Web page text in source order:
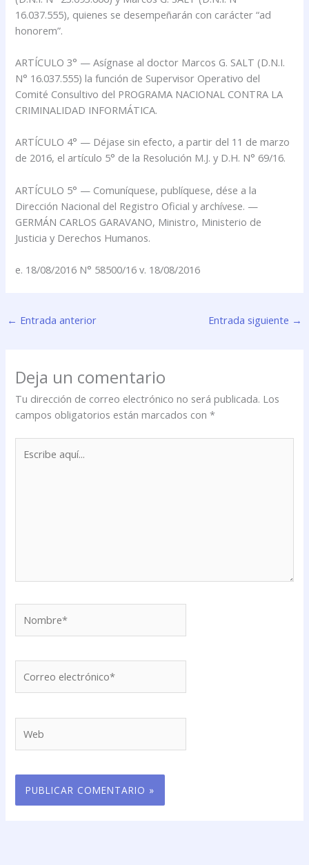
16.037.555), quienes se desempeñarán con carácter “ad
honorem”.
ARTÍCULO 3° — Asígnase al doctor Marcos G. SALT (D.N.I.
N° 16.037.555) la función de Supervisor Operativo del
Comité Consultivo del PROGRAMA NACIONAL CONTRA LA
CRIMINALIDAD INFORMÁTICA.
ARTÍCULO 4° — Déjase sin efecto, a partir del 11 de marzo
de 2016, el artículo 5° de la Resolución M.J. y D.H. N° 69/16.
ARTÍCULO 5° — Comuníquese, publíquese, dése a la
Dirección Nacional del Registro Oficial y archívese. —
GERMÁN CARLOS GARAVANO, Ministro, Ministerio de
Justicia y Derechos Humanos.
e. 18/08/2016 N° 58500/16 v. 18/08/2016
← Entrada anterior Entrada siguiente →
Deja un comentario
Tu dirección de correo electrónico no será publicada. Los
campos obligatorios están marcados con*
aquí...
electrónico*